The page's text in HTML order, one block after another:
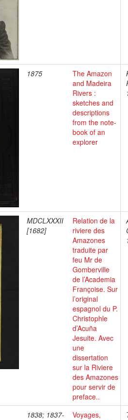
1875
The Amazon
and Madeira
Rivers :
sketches and
descriptions
from the note-
book of an
explorer
MDCLXXXII
[1682]
Relation de la
riviere des
Amazones
traduite par
feu Mr de
Gomberville
de l’Academia
Françoise. Sur
l’original
espagnol du P.
Christophle
d’Acuña
Jesuite. Avec
une
dissertation
sur la Riviere
des Amazones
pour servir de
preface..
1838; 1837-
Voyages,